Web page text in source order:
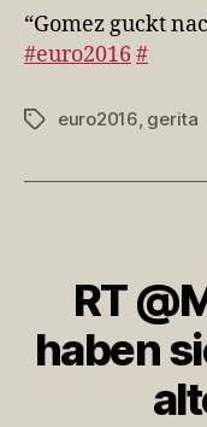
“Gomez guckt
#euro2016 #
Schlagwörter
euro2016 gerita
RT
haben